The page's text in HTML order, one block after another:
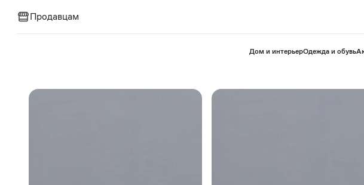
Продавцам
⁠Дом и интерьерОдежда и обувь